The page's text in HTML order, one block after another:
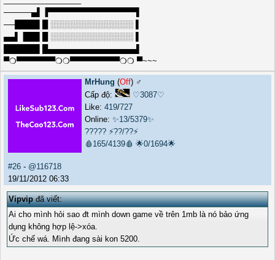
─────▄▌▐▀▀▀▀▀▀▀▀▀▀▀▀▀▀▀▀▌
──████▌█ ░░░░░░░░░░░░░░░ ▌
▄▄▌▐██▌█ ░░░░░░░░░░░░░░░ ▌
██████▌█▄▄▄▄▄▄▄▄▄▄▄▄▄▄▄▄▌
▀❍▀▀▀▀▀▀▀❍❍▀▀▀▀▀▀▀▀▀❍❍ ▀~~~
MrHung (Off) ♂️
Cấp độ:
♡3087♡
Like: 419/727
Online: ✨13/5379✨
????? ⚡??/??⚡
🩸165/4139🩸 🌟0/1694🌟
#26 - @116718
19/11/2012 06:33
Vipvipđã viết:
Ai cho mình hỏi sao đt mình down game về trên 1mb là nó bảo ứng
dụng không hợp lệ->xóa.
Ức chế wá. Mình đang sài kon 5200.